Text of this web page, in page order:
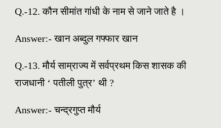
Q.-12. कौन सीमांत गांधी के नाम से जाने जाते है ।
Answer:-खान अब्दुल गफ्फार खान
Q.-13. मौर्य साम्राज्य में सर्वप्रथम किस शासक की
राजधानी ‘ पतीली पुत्र’ थी ?
Answer:-चन्द्रगुप्त मौर्य